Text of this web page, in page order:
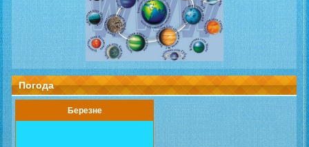
Погода
Березне